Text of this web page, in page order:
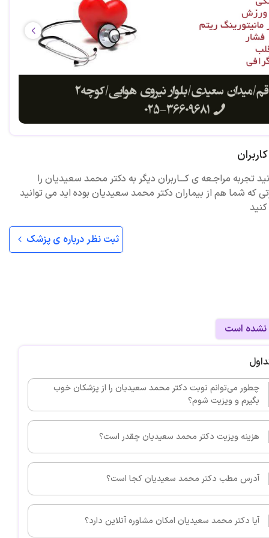
تجربه مراجـعه ی کـــاربران دیگر به دکتر محمد سعیدیان را
که شما هم از بیماران دکتر محمد سعیدیان بوده اید می توانید
ثبت نظر درباره ی پزشک
نشده است
چطور می‌توانم نوبت دکتر محمد سعیدیان را از پزشکان خوب
بگیرم و ویزیت شوم؟
هزینه ویزیت دکتر محمد سعیدیان چقدر است؟
آدرس مطب دکتر محمد سعیدیان کجا است؟
آیا دکتر محمد سعیدیان امکان مشاوره آنلاین دارد؟